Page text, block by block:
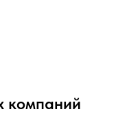
компаний